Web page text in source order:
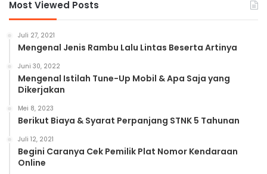
Most Viewed Posts
Juli 27, 2021
Mengenal Jenis Rambu Lalu Lintas Beserta Artinya
Juni 30, 2022
Mengenal Istilah Tune-Up Mobil & Apa Saja yang
Dikerjakan
Mei 8, 2023
Berikut Biaya & Syarat Perpanjang STNK 5 Tahunan
Juli 12, 2021
Begini Caranya Cek Pemilik Plat Nomor Kendaraan
Online